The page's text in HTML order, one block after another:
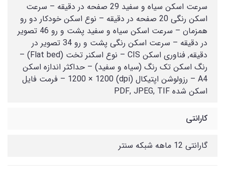
سرعت اسکن سیاه و سفید 29 صفحه در دقیقه – سرعت
اسکن رنگی 20 صفحه در دقیقه – نوع اسکن خودکار دو رو
همزمان – سرعت اسکن سیاه و سفید پشت و رو 46 تصویر
در دقیقه – سرعت اسکن رنگی پشت و رو 34 تصویر در
دقیقه, فناوری اسکن CIS – نوع اسکنر تخت (Flat bed) –
رنگ اسکن تک رنگ (سیاه و سفید) – حداکثر اندازه اسکن
A4 – رزولوشن اپتیکال (dpi) 1200 × 1200 – فرمت فایل
اسکن شده PDF, JPEG, TIF
کارانتی
گارانتی 12 ماهه شبکه سنتر